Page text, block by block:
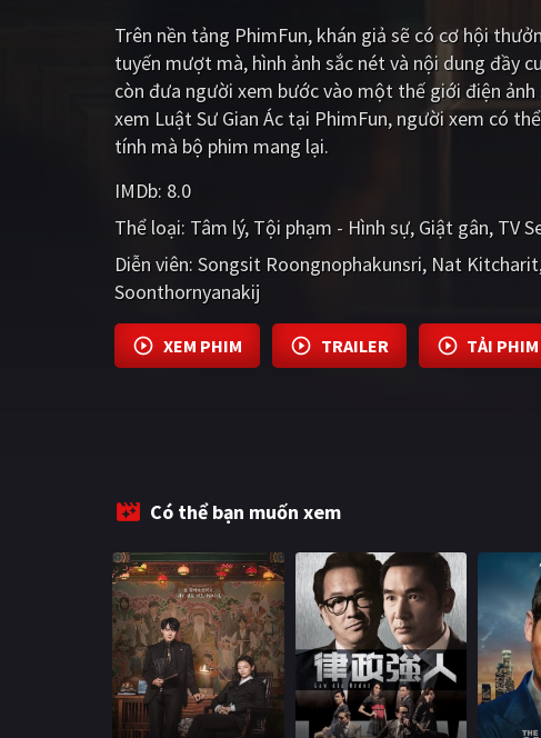
Trên nền tảng PhimFun, khán giả sẽ có cơ hội
tuyến mượt mà, hình ảnh sắc nét và nội dung đầy
còn đưa người xem bước vào một thế giới điện
xem Luật Sư Gian Ác tại PhimFun, người xem có
tính mà bộ phim mang lại.
IMDb: 8.0
Thể loại: Tâm lý Tội phạm - Hình sự Giật gân TV
Diễn viên: Songsit Roongnophakunsri Nat Kitcharit
Soonthornyanakij
XEM PHIM TRAILER TẢI PHIM
Có thể bạn muốn xem